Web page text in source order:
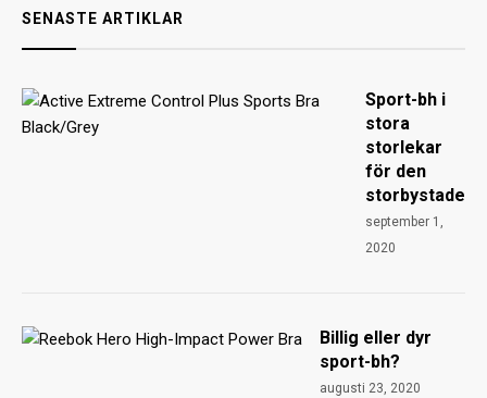
SENASTE ARTIKLAR
Sport-bh i
stora
storlekar
för den
storbystade
september 1,
2020
Billig eller dyr
sport-bh?
augusti 23, 2020